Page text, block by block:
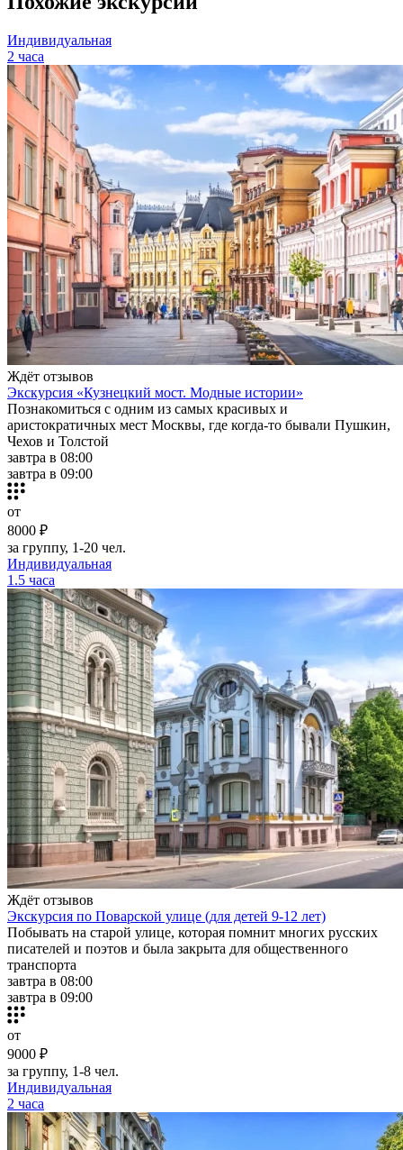
Индивидуальная
2 часа
Ждёт отзывов
Экскурсия «Кузнецкий мост. Модные истории»
Познакомиться с одним из самых красивых и
аристократичных мест Москвы, где когда-то бывали Пушкин,
Чехов и Толстой
завтра в 08:00
завтра в 09:00
от
8000 ₽
за группу, 1-20 чел.
Индивидуальная
1.5 часа
Ждёт отзывов
Экскурсия по Поварской улице (для детей 9-12 лет)
Побывать на старой улице, которая помнит многих русских
писателей и поэтов и была закрыта для общественного
транспорта
завтра в 08:00
завтра в 09:00
от
9000 ₽
за группу, 1-8 чел.
Индивидуальная
2 часа